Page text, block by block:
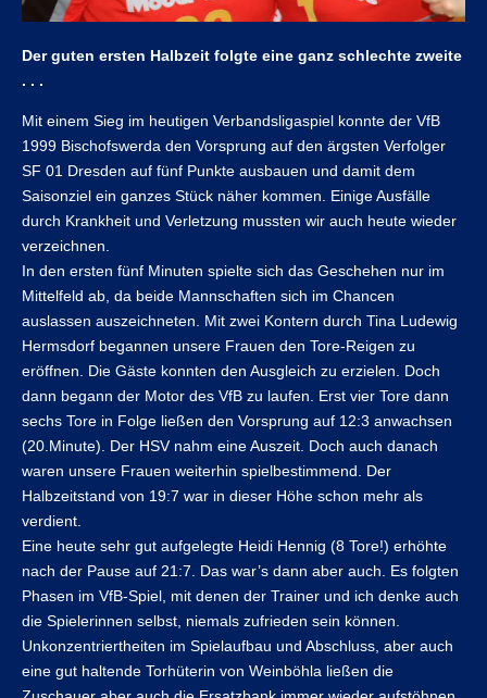
Der guten ersten Halbzeit folgte eine ganz schlechte zweite
. . .
Mit einem Sieg im heutigen Verbandsligaspiel konnte der VfB
1999 Bischofswerda den Vorsprung auf den ärgsten Verfolger
SF 01 Dresden auf fünf Punkte ausbauen und damit dem
Saisonziel ein ganzes Stück näher kommen. Einige Ausfälle
durch Krankheit und Verletzung mussten wir auch heute wieder
verzeichnen.
In den ersten fünf Minuten spielte sich das Geschehen nur im
Mittelfeld ab, da beide Mannschaften sich im Chancen
auslassen auszeichneten. Mit zwei Kontern durch Tina Ludewig
Hermsdorf begannen unsere Frauen den Tore-Reigen zu
eröffnen. Die Gäste konnten den Ausgleich zu erzielen. Doch
dann begann der Motor des VfB zu laufen. Erst vier Tore dann
sechs Tore in Folge ließen den Vorsprung auf 12:3 anwachsen
(20.Minute). Der HSV nahm eine Auszeit. Doch auch danach
waren unsere Frauen weiterhin spielbestimmend. Der
Halbzeitstand von 19:7 war in dieser Höhe schon mehr als
verdient.
Eine heute sehr gut aufgelegte Heidi Hennig (8 Tore!) erhöhte
nach der Pause auf 21:7. Das war’s dann aber auch. Es folgten
Phasen im VfB-Spiel, mit denen der Trainer und ich denke auch
die Spielerinnen selbst, niemals zufrieden sein können.
Unkonzentriertheiten im Spielaufbau und Abschluss, aber auch
eine gut haltende Torhüterin von Weinböhla ließen die